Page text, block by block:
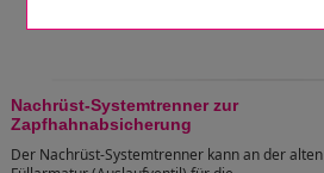
Nachrüst-Systemtrenner zur
Zapfhahnabsicherung
Der Nachrüst-Systemtrenner kann an der alten